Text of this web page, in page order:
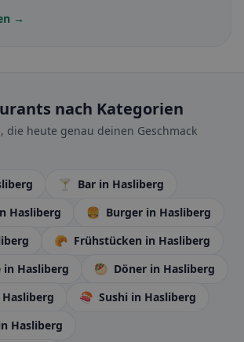
→
nach Kategorien
die heute genau deinen Geschmack
🍸 Bar in Hasliberg
Hasliberg 🍔 Burger in Hasliberg
🥐 Frühstücken in Hasliberg
in Hasliberg 🥙 Döner in Hasliberg
🍣 Sushi in Hasliberg
Hasliberg